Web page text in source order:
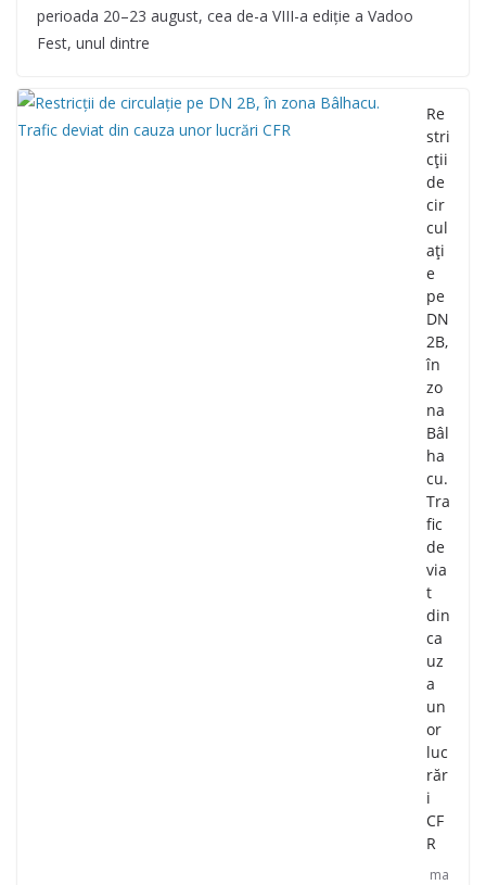
perioada 20–23 august, cea de-a VIII-a ediție a Vadoo
Fest, unul dintre
Re
stri
cții
de
cir
cul
ați
e
pe
DN
2B,
în
zo
na
Bâl
ha
cu.
Tra
fic
de
via
t
din
ca
uz
a
un
or
luc
răr
i
CF
R
ma